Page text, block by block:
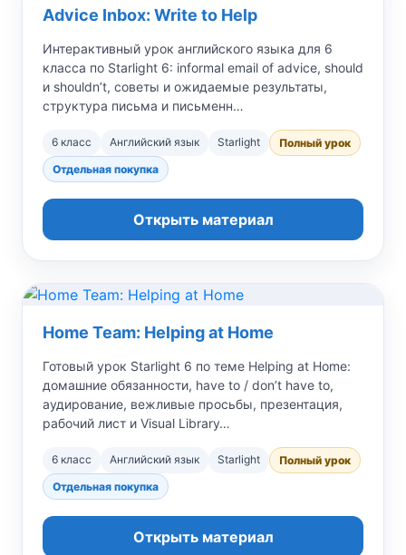
Advice Inbox: Write to Help
Интерактивный урок английского языка для 6
класса по Starlight 6: informal email of advice, should
и shouldn’t, советы и ожидаемые результаты,
структура письма и письменн…
6 класс Английский язык Starlight
Полный урок
Отдельная покупка
Открыть материал
Home Team: Helping at Home
Готовый урок Starlight 6 по теме Helping at Home:
домашние обязанности, have to / don’t have to,
аудирование, вежливые просьбы, презентация,
рабочий лист и Visual Library…
6 класс Английский язык Starlight
Полный урок
Отдельная покупка
Открыть материал